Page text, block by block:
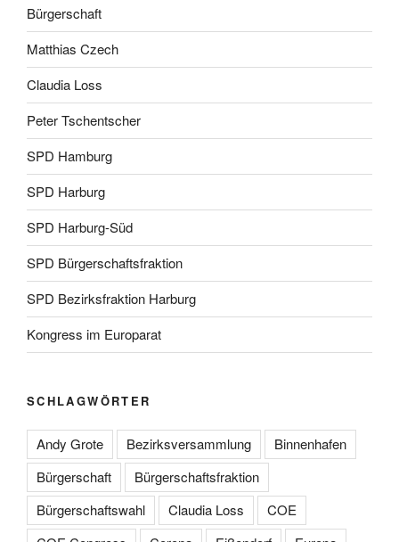
Bürgerschaft
Matthias Czech
Claudia Loss
Peter Tschentscher
SPD Hamburg
SPD Harburg
SPD Harburg-Süd
SPD Bürgerschaftsfraktion
SPD Bezirksfraktion Harburg
Kongress im Europarat
SCHLAGWÖRTER
Andy Grote Bezirksversammlung
Binnenhafen
Bürgerschaft
Bürgerschaftsfraktion
Bürgerschaftswahl
Claudia Loss
COE